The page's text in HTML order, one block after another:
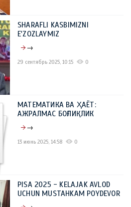
SHARAFLI KASBIMIZNI
E'ZOZLAYMIZ
→
29 сентябрь 2025, 10:15 0
МАТЕМАТИКА ВА ҲАЁТ:
АЖРАЛМАС БОҒЛИҚЛИК
→
13 июнь 2025, 14:58 0
PISA 2025 - KELAJAK AVLOD
UCHUN MUSTAHKAM POYDEVOR